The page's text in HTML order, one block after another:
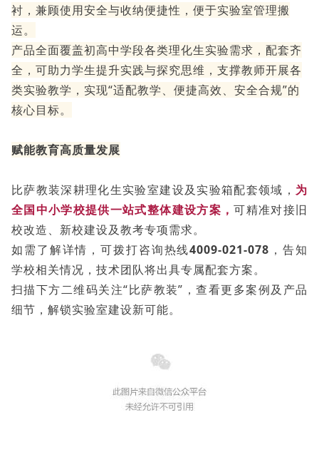
衬，兼顾使用安全与收纳便捷性，便于实验室管理搬
运。
产品全面覆盖初高中学段各类理化生实验需求，配套齐
全，可助力学生提升实践与探究思维，支撑教师开展各
类实验教学，实现“适配教学、便捷高效、安全合规”的
核心目标。
赋能教育高质量发展
比萨教装深耕理化生实验室建设及实验箱配套领域， 为
全国中小学校提供一站式整体建设方案，可精准对接旧
校改造、新校建设及教考专项需求。
如需了解详情，可拨打咨询热线4009-021-078 ，告知
学校相关情况，技术团队将出具专属配套方案。
扫描下方二维码关注“比萨教装”，查看更多案例及产品
细节，解锁实验室建设新可能。